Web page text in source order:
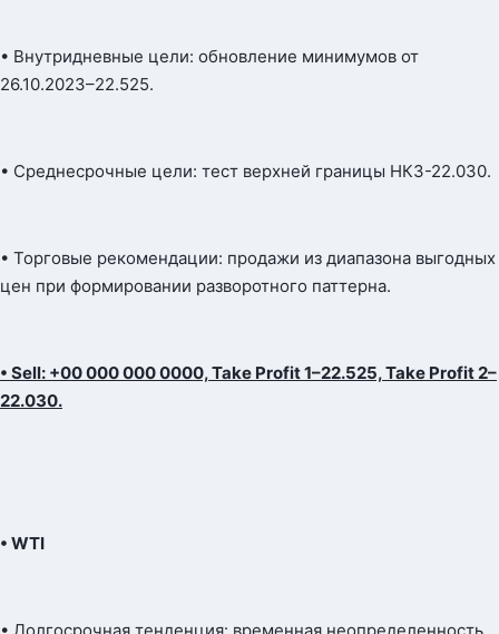
• Внутридневные цели: обновление минимумов от
26.10.2023–22.525.
• Среднесрочные цели: тест верхней границы НКЗ-22.030.
• Торговые рекомендации: продажи из диапазона выгодных
цен при формировании разворотного паттерна.
• Sell: +00 000 000 0000, Take Profit 1–22.525, Take Profit 2–
22.030.
• WTI